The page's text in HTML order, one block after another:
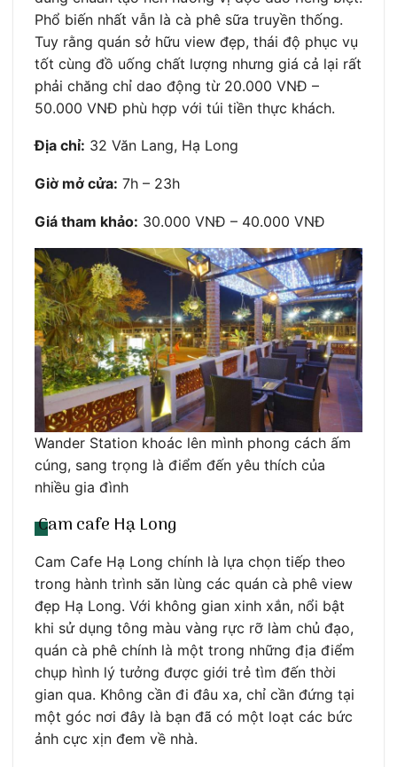
Phổ biến nhất vẫn là cà phê sữa truyền thống.
Tuy rằng quán sở hữu view đẹp, thái độ phục vụ
tốt cùng đồ uống chất lượng nhưng giá cả lại rất
phải chăng chỉ dao động từ 20.000 VNĐ –
50.000 VNĐ phù hợp với túi tiền thực khách.
Địa chỉ: 32 Văn Lang, Hạ Long
Giờ mở cửa: 7h – 23h
Giá tham khảo: 30.000 VNĐ – 40.000 VNĐ
Wander Station khoác lên mình phong cách ấm
cúng, sang trọng là điểm đến yêu thích của
nhiều gia đình
Cam cafe Hạ Long
Cam Cafe Hạ Long chính là lựa chọn tiếp theo
trong hành trình săn lùng các quán cà phê view
đẹp Hạ Long. Với không gian xinh xắn, nổi bật
khi sử dụng tông màu vàng rực rỡ làm chủ đạo,
quán cà phê chính là một trong những địa điểm
chụp hình lý tưởng được giới trẻ tìm đến thời
gian qua. Không cần đi đâu xa, chỉ cần đứng tại
một góc nơi đây là bạn đã có một loạt các bức
ảnh cực xịn đem về nhà.